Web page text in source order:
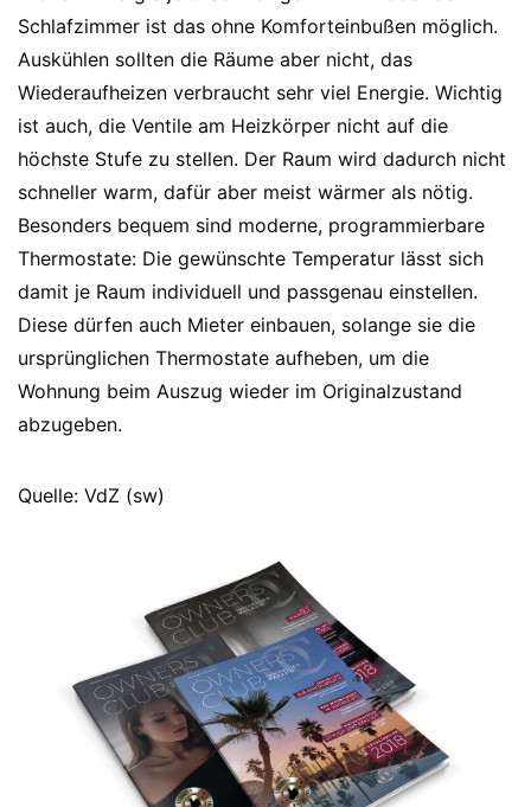
Schlafzimmer ist das ohne Komforteinbußen möglich.
Auskühlen sollten die Räume aber nicht, das
Wiederaufheizen verbraucht sehr viel Energie. Wichtig
ist auch, die Ventile am Heizkörper nicht auf die
höchste Stufe zu stellen. Der Raum wird dadurch nicht
schneller warm, dafür aber meist wärmer als nötig.
Besonders bequem sind moderne, programmierbare
Thermostate: Die gewünschte Temperatur lässt sich
damit je Raum individuell und passgenau einstellen.
Diese dürfen auch Mieter einbauen, solange sie die
ursprünglichen Thermostate aufheben, um die
Wohnung beim Auszug wieder im Originalzustand
abzugeben.
Quelle: VdZ (sw)